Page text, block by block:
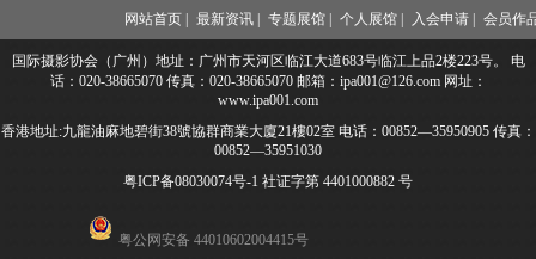
网站首页 | 最新资讯 | 专题展馆 | 个人展馆 | 入会申请 | 会员作
国际摄影协会（广州）地址：广州市天河区临江大道683号临江上品2楼223号。 电
话：020-38665070 传真：020-38665070 邮箱：ipa001@126.com 网址：
www.ipa001.com
香港地址:九龍油麻地碧街38號協群商業大廈21樓02室 电话：00852—35950905 传真：
00852—35951030
粤ICP备08030074号-1 社证字第 4401000882 号
粤公网安备 44010602004415号